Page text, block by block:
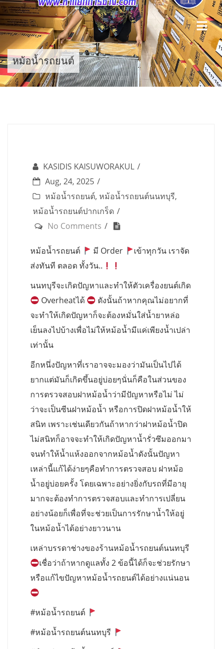
Skip
to
content
หม้อน้ำรถยนต์
KASIDIS KAISUWORAKUL
Aug, 24, 2025
หม้อน้ำรถยนต์, หม้อน้ำรถยนต์นนทบุรี,
หม้อน้ำรถยนต์ปากเกร็ด
No Comments
หม้อน้ำรถยนต์ มี Order
เข้าทุกวัน เราจัด
ส่งทันที ตลอด ทั้งวัน..
นนทบุรีจะเกิดปัญหาและทำให้ตัวเครื่องยนต์เกิด
Overheatได้
ดังนั้นถ้าหากคุณไม่อยากที่
จะทำให้เกิดปัญหาก็จะต้องหมั่นใส่น้ำยาหล่อ
เย็นลงไปบ้างเพื่อไม่ให้หม้อน้ำมีแค่เพียงน้ำเปล่า
เท่านั้น
อีกหนึ่งปัญหาที่เราอาจจะมองว่ามันเป็นไปได้
ยากแต่มันก็เกิดขึ้นอยู่บ่อยๆนั่นก็คือในส่วนของ
การตรวจสอบฝาหม้อน้ำว่ามีปัญหาหรือไม่ ไม่
ว่าจะเป็นซีนฝาหม้อน้ำ หรือการปิดฝาหม้อน้ำให้
สนิท เพราะเช่นเดียวกันถ้าหากว่าฝาหม้อน้ำปิด
ไม่สนิทก็อาจจะทำให้เกิดปัญหาน้ำรั่วซึมออกมา
จนทำให้น้ำแห้งออกจากหม้อน้ำดังนั้นปัญหา
เหล่านี้แก้ได้ง่ายๆคือทำการตรวจสอบ ฝาหม้อ
น้ำอยู่บ่อยครั้ง โดยเฉพาะอย่างยิ่งกับรถที่มีอายุ
มากจะต้องทำการตรวจสอบและทำการเปลี่ยน
อย่างน้อยก็เพื่อที่จะช่วยเป็นการรักษาน้ำให้อยู่
ในหม้อน้ำได้อย่างยาวนาน
เหล่าบรรดาช่างของร้านหม้อน้ำรถยนต์นนทบุรี
เชื่อว่าถ้าหากดูแลทั้ง 2 ข้อนี้ได้ก็จะช่วยรักษา
หรือแก้ไขปัญหาหม้อน้ำรถยนต์ได้อย่างแน่นอน
#หม้อน้ำรถยนต์
#หม้อน้ำรถยนต์นนทบุรี